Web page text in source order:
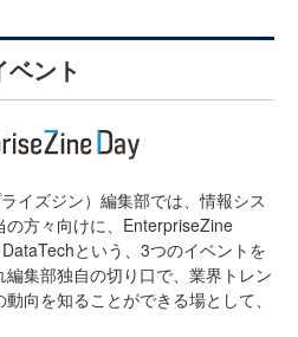
ベント
イズジン）編集部では、情報シス
方々向けに、EnterpriseZine
という、3つのイベントを
集部独自の切り口で、業界トレン
向を知ることができる場として、